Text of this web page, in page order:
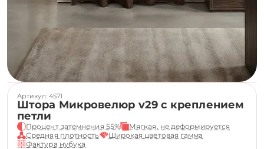
Артикул: 4571
Штора Микровелюр v29 с креплением
петли
Процент затемнения 55%
Мягкая, не деформируется
Средняя плотность
Широкая цветовая гамма
Фактура нубука